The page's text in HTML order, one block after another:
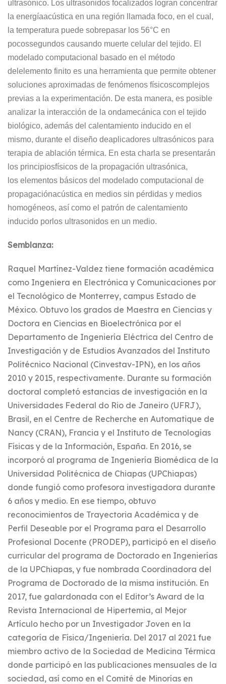
ultrasónico. Los ultrasonidos focalizados logran concentrar
la energíaacústica en una región llamada foco, en el cual,
la temperatura puede sobrepasar los 56°C en
pocossegundos causando muerte celular del tejido. El
modelado computacional basado en el método
del elemento finito es una herramienta que permite obtener
soluciones aproximadas de fenómenos físicoscomplejos
previas a la experimentación. De esta manera, es posible
analizar la interacción de la ondamecánica con el tejido
biológico, además del calentamiento inducido en el
mismo, durante el diseño deaplicadores ultrasónicos para
terapia de ablación térmica. En esta charla se presentarán
os principiosfísicos de la propagación ultrasónica,
los elementos básicos del modelado computacional de
propagaciónacústica en medios sin pérdidas y medios
homogéneos, así como el patrón de calentamiento
inducido por los ultrasonidos en un medio.
Semblanza:
Raquel Martínez-Valdez tiene formación académica
como Ingeniera en Electrónica y Comunicaciones por
el Tecnológico de Monterrey, campus Estado de
México. Obtuvo los grados de Maestra en Ciencias y
Doctora en Ciencias en Bioelectrónica por el
Departamento de Ingeniería Eléctrica del Centro de
Investigación y de Estudios Avanzados del Instituto
Politécnico Nacional (Cinvestav-IPN), en los años
2010 y 2015, respectivamente. Durante su formación
doctoral completó estancias de investigación en la
Universidades Federal do Rio de Janeiro (UFRJ),
Brasil, en el Centre de Recherche en Automatique de
Nancy (CRAN), Francia y el Instituto de Tecnologías
Físicas y de la Información, España. En 2016, se
incorporó al programa de Ingeniería Biomédica de la
Universidad Politécnica de Chiapas (UPChiapas)
donde fungió como profesora investigadora durante
6 años y medio. En ese tiempo, obtuvo
reconocimientos de Trayectoria Académica y de
Perfil Deseable por el Programa para el Desarrollo
Profesional Docente (PRODEP), participó en el diseño
curricular del programa de Doctorado en Ingenierías
de la UPChiapas, y fue nombrada Coordinadora del
Programa de Doctorado de la misma institución. En
2017, fue galardonada con el Editor’s Award de la
Revista Internacional de Hipertemia, al Mejor
Artículo hecho por un Investigador Joven en la
categoría de Física/Ingeniería. Del 2017 al 2021 fue
miembro activo de la Sociedad de Medicina Térmica
donde participó en las publicaciones mensuales de la
sociedad, así como en el Comité de Minorías en